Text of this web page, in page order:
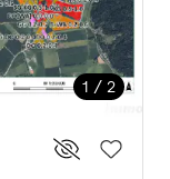
1 / 2